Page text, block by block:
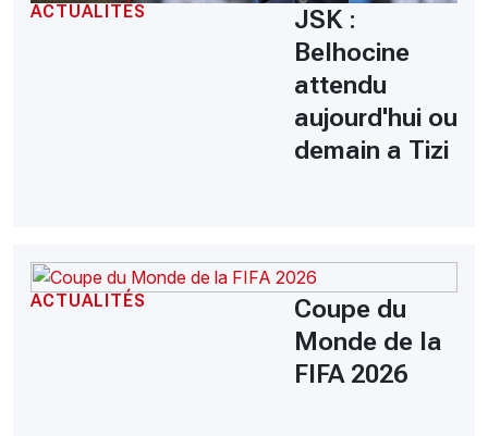
ACTUALITÉS
JSK :
Belhocine
attendu
aujourd'hui ou
demain a Tizi
ACTUALITÉS
Coupe du
Monde de la
FIFA 2026